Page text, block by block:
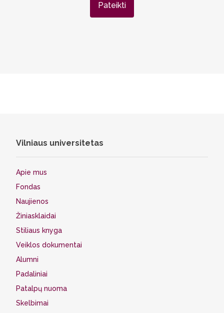
Pateikti
Vilniaus universitetas
Apie mus
Fondas
Naujienos
Žiniasklaidai
Stiliaus knyga
Veiklos dokumentai
Alumni
Padaliniai
Patalpų nuoma
Skelbimai